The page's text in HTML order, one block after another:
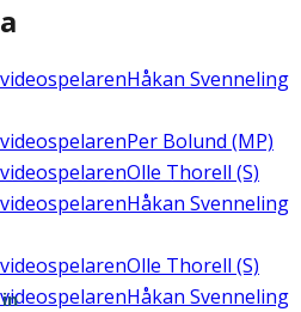
Håkan Svenneling
Per Bolund (MP)
Olle Thorell (S)
Håkan Svenneling
Olle Thorell (S)
Håkan Svenneling
in